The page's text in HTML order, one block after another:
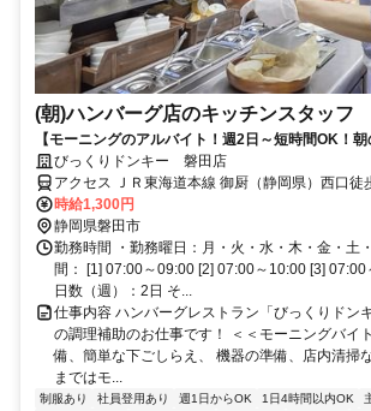
(朝)ハンバーグ店のキッチンスタッフ
【モーニングのアルバイト！週2日～短時間OK！
嬉しい従業員特典が多数！未経験大歓迎！
びっくりドンキー 磐田店
アクセス ＪＲ東海道本線 御厨（静岡県）西口徒
時給1,300円
静岡県磐田市
勤務時間 ・勤務曜日：月・火・水・木・金・土
間： [1] 07:00～09:00 [2] 07:00～10:00 [3] 07:00
日数（週）：2日 そ...
仕事内容 ハンバーグレストラン「びっくりドン
の調理補助のお仕事です！ ＜＜モーニングバイ
備、簡単な下ごしらえ、 機器の準備、店内清掃
まではモ...
制服あり 社員登用あり 週1日からOK 1日4時間以内OK